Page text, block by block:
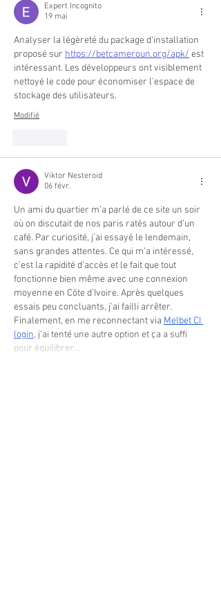
Expert Incognito
19 mai
Analyser la légèreté du package d'installation
proposé sur https://betcameroun.org/apk/ est
intéressant. Les développeurs ont visiblement
nettoyé le code pour économiser l'espace de
stockage des utilisateurs.
Modifié
Viktor Nesteroid
06 févr.
Un ami du quartier m’a parlé de ce site un soir
où on discutait de nos paris ratés autour d’un
café. Par curiosité, j’ai essayé le lendemain,
sans grandes attentes. Ce qui m’a intéressé,
c’est la rapidité d’accès et le fait que tout
fonctionne bien même avec une connexion
moyenne en Côte d’Ivoire. Après quelques
essais peu concluants, j’ai failli arrêter.
Finalement, en me reconnectant via Melbet CI
login, j’ai tenté une autre option et ça a suffi
pour équilibrer…